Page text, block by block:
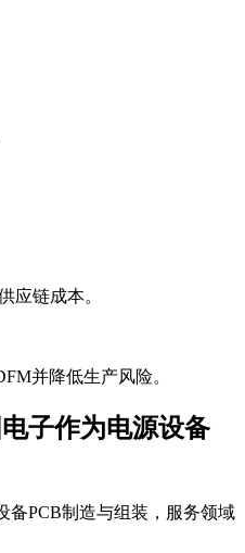
应链成本。
并降低生产风险。
子作为电源设备
备PCB制造与组装，服务领域